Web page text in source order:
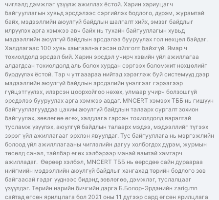
чиглэлд дэмжлэг үзүүлж ажиллах ёстой. Харин хариуцагч
байгууллагын хувьд эрсдэлээс сэргийлэх бодлого, дүрэм, журамтай
байх, мэдээллийн аюулгүй байдлын шалгалт хийх, эмзэг байдлыг
илрүүлэх арга хэмжээ авч байх нь тухайн байгууллагын хувьд
мэдээллийн аюулгүй байдлын эрсдэлээ бууруулах гол нөхцөл байдаг.
Халдлагаас 100 хувь хамгаална гэсэн ойлголт байхгүй. Ямар ч
тохиолдолд эрсдэл бий. Харин эрсдэл учирч хэвийн үйл ажиллагаа
алдагдсан тохиолдолд аль болох хурдан сэргээх боломжит нөхцөлийг
бүрдүүлэх ёстой. Тэр ч утгааараа нийтэд хэрэглэж буй системүүд дээр
мэдээллийн аюулгүй байдлын эрсдэлийн үнэлгээг гэрээгээр
гүйцэтгүүлэх, илэрсэн цоорхойгоо нөхөх, улмаар учирч болзошгүй
эрсдэлээ бууруулах арга хэмжээ авдаг. MNCERT хэмээх ТББ нь гишүүн
байгууллагууддаа цахим аюулгүй байдлын талаарх сургалт зохион
байгуулах, зөвлөгөө өгөх, халдлага гарсан тохиолдолд яаралтай
тусламж үзүүлэх, аюулгүй байдлын талаарх мэдээ, мэдээллийг түгээх
зэрэг үйл ажиллагааг эрхлэн явуулдаг. Тус байгууллага нь мэргэжлийн
болоод үйл ажилллагааны чиглэлийн дагуу холбогдох дүрэм, журмын
төсөлд санал, тайлбар өгөх хэлбэрээр манай яамтай хамтарч
ажилладаг. Өөрөөр хэлбэл, MNCERT ТББ нь өөрсдөө сайн дураараа
нийгмийн мэдээллийн аюулгүй байдлыг хангахад төрийн бодлого зөв
байгаасай гэдэг үүднээс бидэнд зөвлөгөө, дэмжлэг, туслалцааг
үзүүлдэг. Төрийн нарийн бичгийн дарга Б.Болор-Эрдэнийн zarig.mn
сайтад өгсөн ярилцлага бол 2021 оны 11 дүгээр сард өгсөн ярилцлага